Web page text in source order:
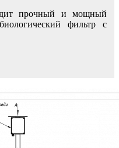
прочный и мощный
фильтр с